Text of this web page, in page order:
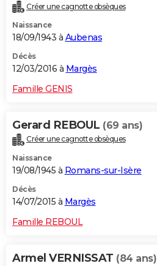
Créer une cagnotte obsèques
Naissance
18/09/1943 à Aubenas
Décès
12/03/2016 à Margès
Famille GENIS
Gerard REBOUL (69 ans)
Créer une cagnotte obsèques
Naissance
19/08/1945 à Romans-sur-Isère
Décès
14/07/2015 à Margès
Famille REBOUL
Armel VERNISSAT (84 ans)